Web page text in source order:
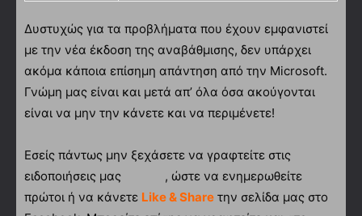
Δυστυχώς για τα προβλήματα που έχουν εμφανιστεί
με την νέα έκδοση της αναβάθμισης, δεν υπάρχει
ακόμα κάποια επίσημη απάντηση από την Microsoft.
Γνώμη μας είναι και μετά απ’ όλα όσα ακούγονται
είναι να μην την κάνετε και να περιμένετε!
Εσείς πάντως μην ξεχάσετε να γραφτείτε στις
ειδοποιήσεις μας
, ώστε να ενημερωθείτε
πρώτοι ή να κάνετε Like & Share την σελίδα μας στο